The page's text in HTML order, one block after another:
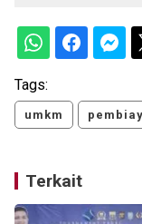
Tags:
umkm
Terkait